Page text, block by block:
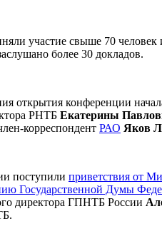
участие свыше 70
более 30 докладов.
открытия конференции
РНТБ Екатерины
корреспондент РАО Яков
поступили приветствия от
Государственной Думы
директора ГПНТБ России